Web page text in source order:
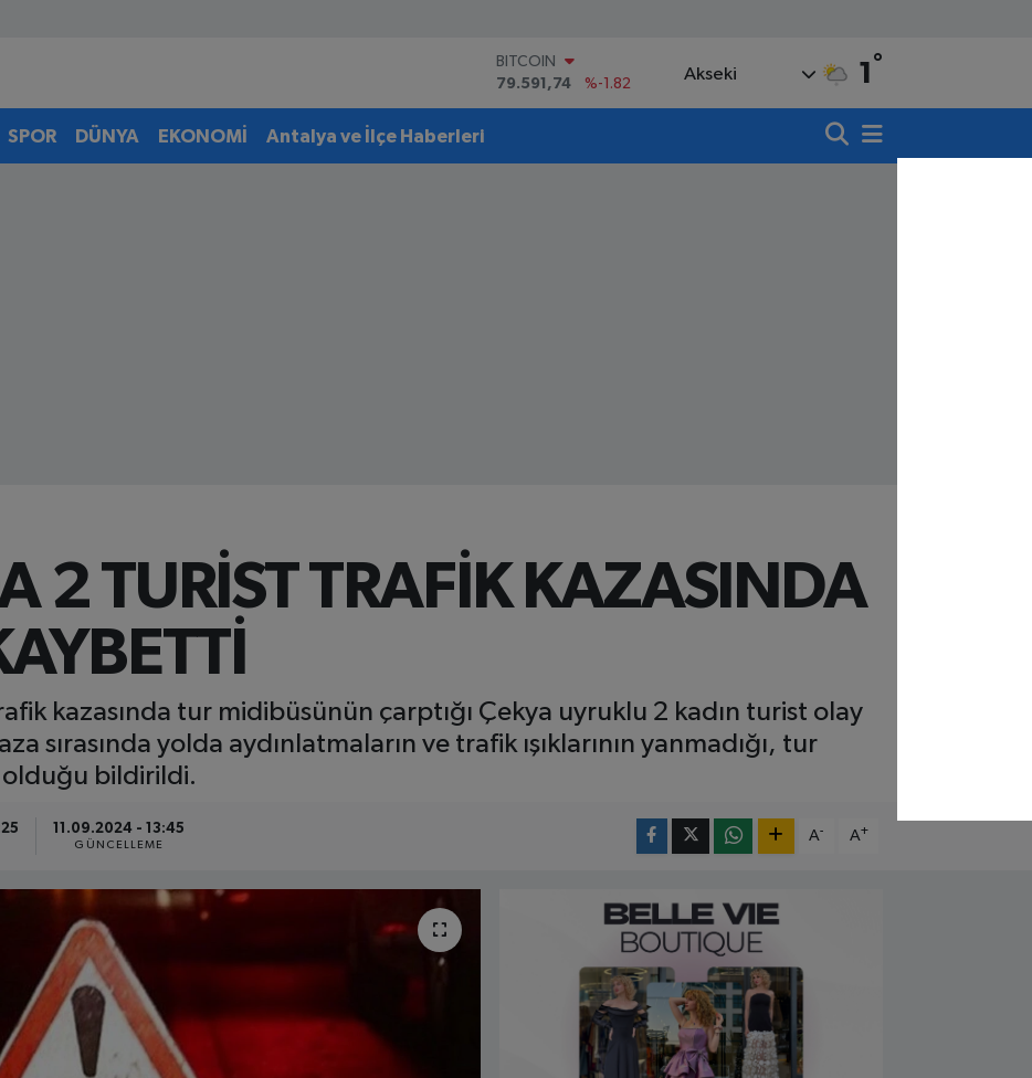
45,43620
STERLİN
Akseki 1 °
SPOR DÜNYA EKONOMİ Antalya ve İlçe Haberleri
2 TURİST TRAFİK KAZASINDA
kazasında tur midibüsünün çarptığı Çekya uyruklu 2 kadın turist olay
sırasında yolda aydınlatmaların ve trafik ışıklarının yanmadığı, tur
olduğu bildirildi.
11.09.2024 - 13:45
GÜNCELLEME
A- A+